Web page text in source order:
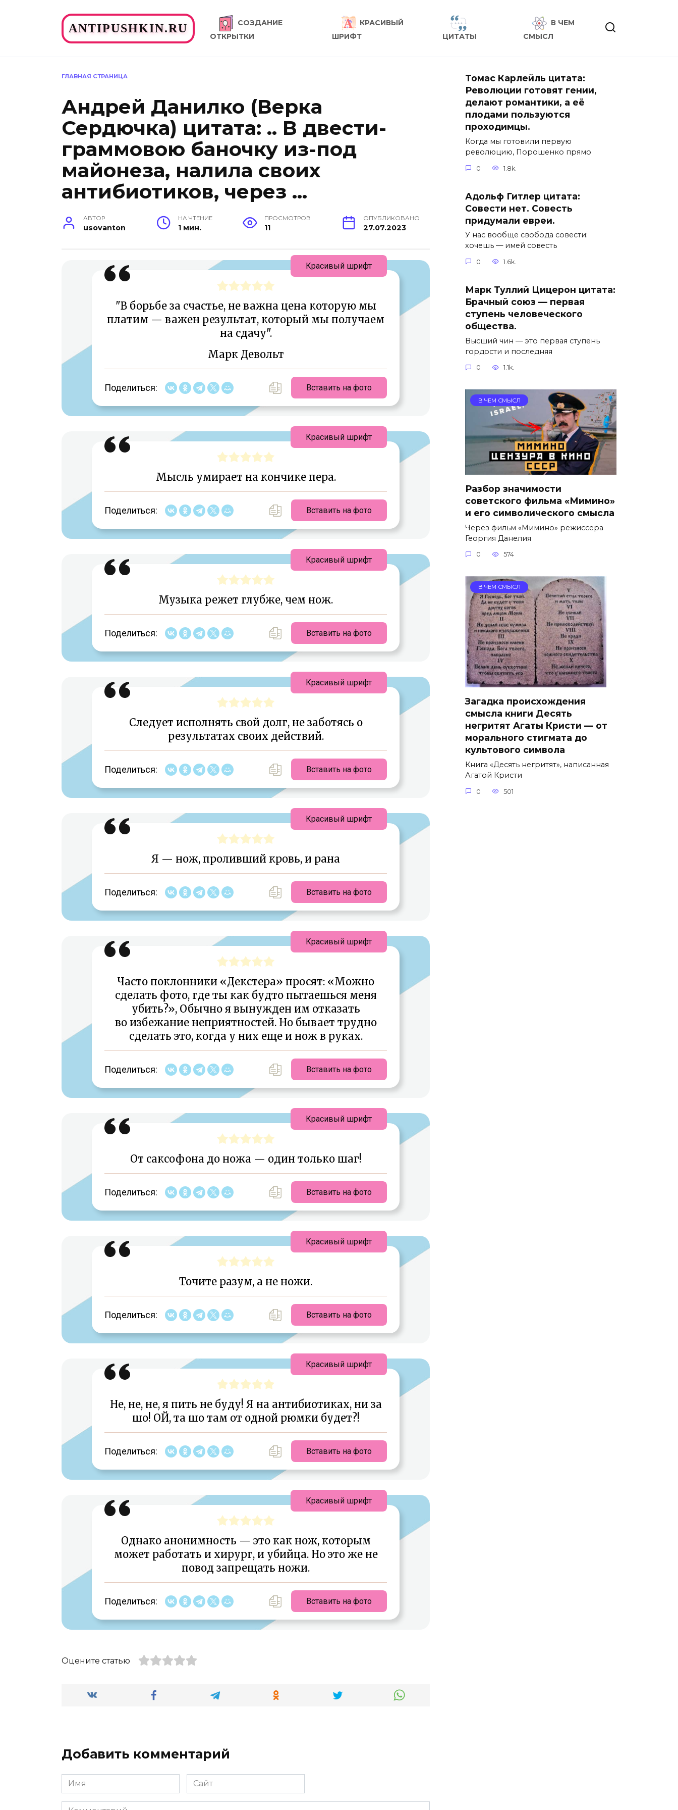
ANTIPUSHKIN.RU
СОЗДАНИЕ
ОТКРЫТКИ
КРАСИВЫЙ
ШРИФТ
ЦИТАТЫ
В ЧЕМ
СМЫСЛ
ГЛАВНАЯ СТРАНИЦА
Андрей Данилко (Верка
Сердючка) цитата: .. В двести-
граммовою баночку из-под
майонеза, налила своих
антибиотиков, через …
АВТОР
usovanton
НА ЧТЕНИЕ
1 мин.
ПРОСМОТРОВ
11
ОПУБЛИКОВАНО
27.07.2023
"В борьбе за счастье, не важна цена которую мы
платим — важен результат, который мы получаем
на сдачу".
Марк Девольт
Поделиться: Вставить на фото
Красивый шрифт
Мысль умирает на кончике пера.
Поделиться: Вставить на фото
Красивый шрифт
Музыка режет глубже, чем нож.
Поделиться: Вставить на фото
Красивый шрифт
Следует исполнять свой долг, не заботясь о
результатах своих действий.
Поделиться: Вставить на фото
Красивый шрифт
Я — нож, проливший кровь, и рана
Поделиться: Вставить на фото
Красивый шрифт
Часто поклонники «Декстера» просят: «Можно
сделать фото, где ты как будто пытаешься меня
убить?», Обычно я вынужден им отказать
во избежание неприятностей. Но бывает трудно
сделать это, когда у них еще и нож в руках.
Поделиться: Вставить на фото
Красивый шрифт
От саксофона до ножа — один только шаг!
Поделиться: Вставить на фото
Красивый шрифт
Точите разум, а не ножи.
Поделиться: Вставить на фото
Красивый шрифт
Не, не, не, я пить не буду! Я на антибиотиках, ни за
шо! ОЙ, та шо там от одной рюмки будет?!
Поделиться: Вставить на фото
Красивый шрифт
Однако анонимность — это как нож, которым
может работать и хирург, и убийца. Но это же не
повод запрещать ножи.
Поделиться: Вставить на фото
Красивый шрифт
Оцените статью
Добавить комментарий
Имя
*
Сайт
Комментарий
Томас Карлейль цитата:
Революции готовят гении,
делают романтики, а её
плодами пользуются
проходимцы.
Когда мы готовили первую
революцию, Порошенко прямо
0 1.8k.
Адольф Гитлер цитата:
Совести нет. Совесть
придумали евреи.
У нас вообще свобода совести:
хочешь — имей совесть
0 1.6k.
Марк Туллий Цицерон цитата:
Брачный союз — первая
ступень человеческого
общества.
Высший чин — это первая ступень
гордости и последняя
0 1.1k.
В ЧЕМ СМЫСЛ
Разбор значимости
советского фильма «Мимино»
и его символического смысла
Через фильм «Мимино» режиссера
Георгия Данелия
0 574
В ЧЕМ СМЫСЛ
Загадка происхождения
смысла книги Десять
негритят Агаты Кристи — от
морального стигмата до
культового символа
Книга «Десять негритят», написанная
Агатой Кристи
0 501